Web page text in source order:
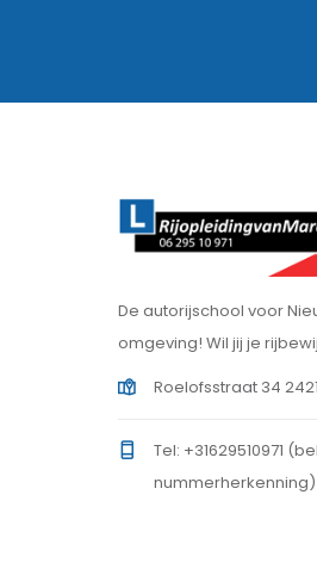
De autorijschool voor
omgeving! Wil jij je
Roelofsstraat 34
Tel: +31629510971
nummerherkenning)